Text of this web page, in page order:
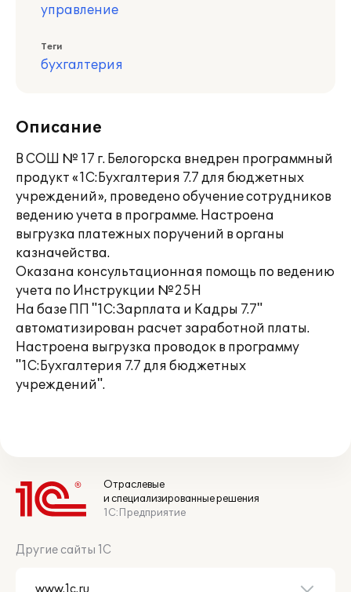
управление
Теги
бухгалтерия
Описание
В СОШ № 17 г. Белогорска внедрен программный
продукт «1С:Бухгалтерия 7.7 для бюджетных
учреждений», проведено обучение сотрудников
ведению учета в программе. Настроена
выгрузка платежных поручений в органы
казначейства.
Оказана консультационная помощь по ведению
учета по Инструкции №25Н
На базе ПП "1С:Зарплата и Кадры 7.7"
автоматизирован расчет заработной платы.
Настроена выгрузка проводок в программу
"1С:Бухгалтерия 7.7 для бюджетных
учреждений".
Отраслевые
и специализированные решения
1С:Предприятие
Другие сайты 1С